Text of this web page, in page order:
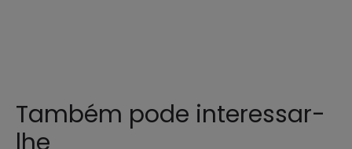
Também pode interessar-